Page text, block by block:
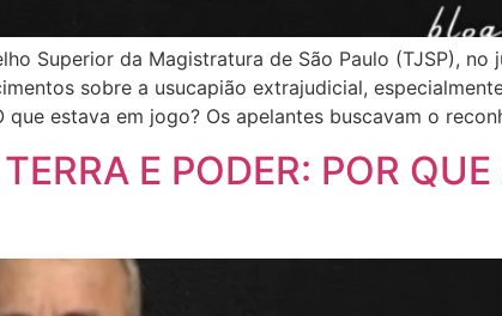
Superior da Magistratura de São Paulo (TJSP),
sobre a usucapião extrajudicial,
estava em jogo? Os apelantes buscavam o
E PODER: POR